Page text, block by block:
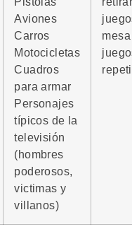
Aviones
Carros
Motocicletas
Cuadros
para armar
Personajes
típicos de la
televisión
(hombres
poderosos,
victimas y
villanos)